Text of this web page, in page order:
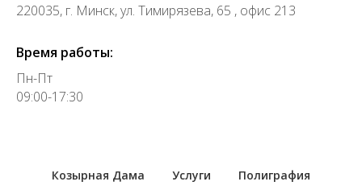
220035, г. Минск, ул. Тимирязева, 65 , офис 213
Время работы:
Пн-Пт
09:00-17:30
Козырная Дама Услуги Полиграфия